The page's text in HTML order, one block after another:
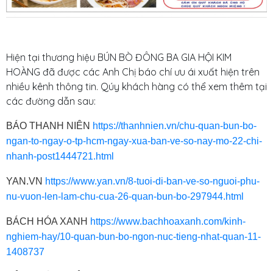
Hiện tại thương hiệu BÚN BÒ ĐÔNG BA GIA HỘI KIM
HOÀNG đã được các Anh Chị báo chí ưu ái xuất hiện trên
nhiều kênh thông tin. Qúy khách hàng có thể xem thêm tại
các đường dẫn sau:
BÁO THANH NIÊN https://thanhnien.vn/chu-quan-bun-bo-
ngan-to-ngay-o-tp-hcm-ngay-xua-ban-ve-so-nay-mo-22-chi-
nhanh-post1444721.html
YAN.VN https://www.yan.vn/8-tuoi-di-ban-ve-so-nguoi-phu-
nu-vuon-len-lam-chu-cua-26-quan-bun-bo-297944.html
BÁCH HÓA XANH https://www.bachhoaxanh.com/kinh-
nghiem-hay/10-quan-bun-bo-ngon-nuc-tieng-nhat-quan-11-
1408737